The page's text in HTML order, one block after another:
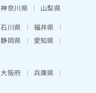
神奈川県
山梨県
石川県
福井県
静岡県
愛知県
大阪府
兵庫県